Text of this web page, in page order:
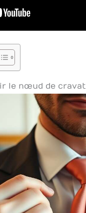
le nœud de